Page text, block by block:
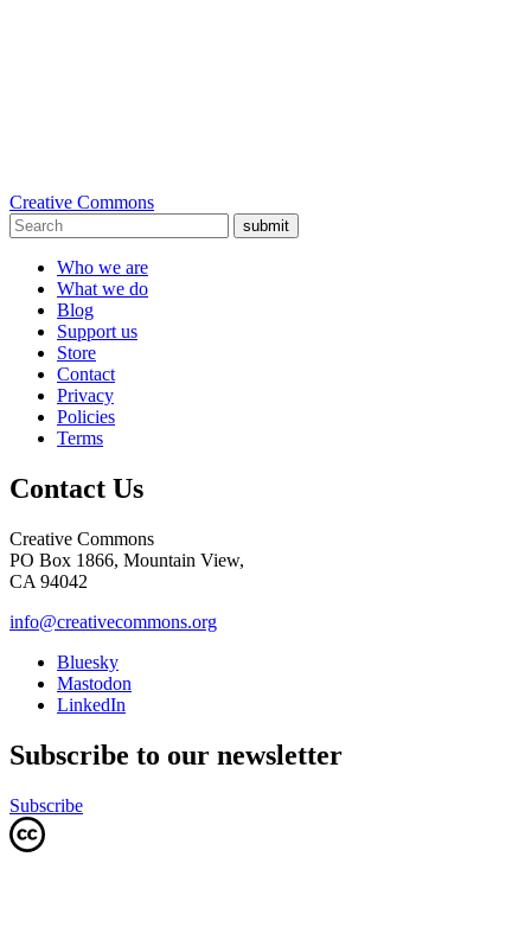
Creative Commons
submit
Who we are
What we do
Blog
Support us
Store
Contact
Privacy
Policies
Terms
Contact Us
Creative Commons
PO Box 1866, Mountain View,
CA 94042
info@creativecommons.org
Bluesky
Mastodon
LinkedIn
Subscribe to our newsletter
Subscribe